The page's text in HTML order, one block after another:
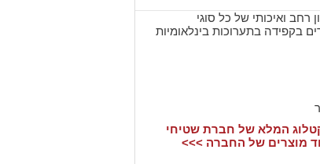
רחב ואיכותי של כל סוגי
בקפידה בתערוכות בינלאומיות
המלא של חברת שטיחי
מוצרים של החברה >>>